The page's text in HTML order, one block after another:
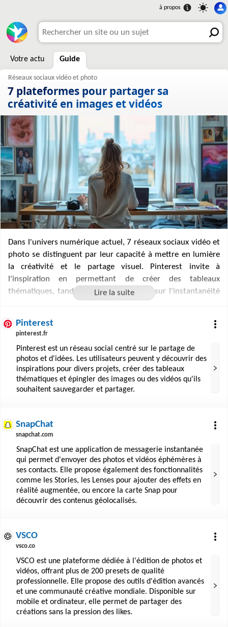
Votre actu Guide
7 plateformes pour partager sa
créativité en images et vidéos
Dans l'univers numérique actuel, 7 réseaux sociaux vidéo et
photo se distinguent par leur capacité à mettre en lumière
la créativité et le partage visuel. Pinterest invite à
l'inspiration en permettant de créer des tableaux
thématiques, tandis que SnapChat mise sur l'instantanéité
des outils d'édition professionnels sans la course aux likes.
favorisant la monétisation pour les créateurs. Instagram,
quant à lui, demeure un pilier du partage de moments de
vie, et TikTok révolutionne l'expression personnelle avec ses
vidéos dynamiques et interactives. Ces plateformes
spécificités et son public.
Pinterest
pinterest.fr
Pinterest est un réseau social centré sur le partage de
photos et d'idées. Les utilisateurs peuvent y découvrir des
inspirations pour divers projets, créer des tableaux
thématiques et épingler des images ou des vidéos qu'ils
souhaitent sauvegarder et partager.
SnapChat
snapchat.com
SnapChat est une application de messagerie instantanée
qui permet d'envoyer des photos et vidéos éphémères à
ses contacts. Elle propose également des fonctionnalités
comme les Stories, les Lenses pour ajouter des effets en
réalité augmentée, ou encore la carte Snap pour
découvrir des contenus géolocalisés.
VSCO
vsco.co
VSCO est une plateforme dédiée à l'édition de photos et
vidéos, offrant plus de 200 presets de qualité
professionnelle. Elle propose des outils d'édition avancés
et une communauté créative mondiale. Disponible sur
mobile et ordinateur, elle permet de partager des
créations sans la pression des likes.